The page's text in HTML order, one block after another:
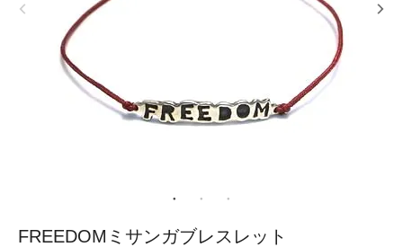
FREEDOMミサンガブレスレット